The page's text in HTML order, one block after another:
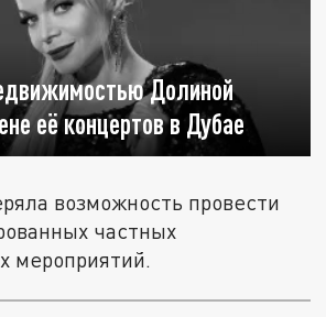
Долиной
её концертов в Дубае
возможность провести
частных
мероприятий.